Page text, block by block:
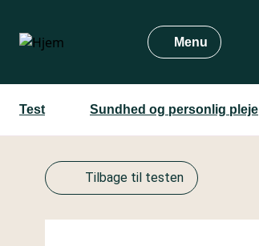
hovedindhold
Menu
Test Sundhed og personlig pleje
Tilbage til testen